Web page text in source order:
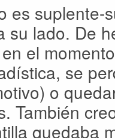
es
su lado. De
el
se
o
También
quedaba